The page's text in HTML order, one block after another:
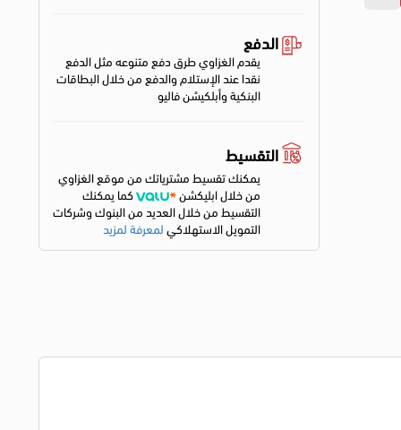
الدفع
يقدم الغزاوي طرق دفع متنوعه مثل الدفع
نقدا عند الإستلام والدفع من خلال البطاقات
البنكية وأبلكيشن فاليو
التقسيط
يمكنك تقسيط مشترياتك من موقع الغزاوي
من خلال ابليكشن
كما يمكنك
التقسيط من خلال العديد من البنوك وشركات
التمويل الاستهلاكيلمعرفة لمزيد